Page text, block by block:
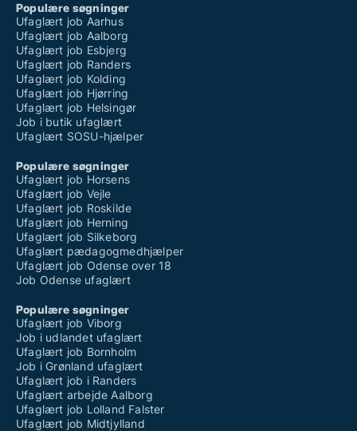
Populære søgninger
Ufaglært job Aarhus
Ufaglært job Aalborg
Ufaglært job Esbjerg
Ufaglært job Randers
Ufaglært job Kolding
Ufaglært job Hjørring
Ufaglært job Helsingør
Job i butik ufaglært
Ufaglært SOSU-hjælper
Populære søgninger
Ufaglært job Horsens
Ufaglært job Vejle
Ufaglært job Roskilde
Ufaglært job Herning
Ufaglært job Silkeborg
Ufaglært pædagogmedhjælper
Ufaglært job Odense over 18
Job Odense ufaglært
Populære søgninger
Ufaglært job Viborg
Job i udlandet ufaglært
Ufaglært job Bornholm
Job i Grønland ufaglært
Ufaglært job i Randers
Ufaglært arbejde Aalborg
Ufaglært job Lolland Falster
Ufaglært job Midtjylland